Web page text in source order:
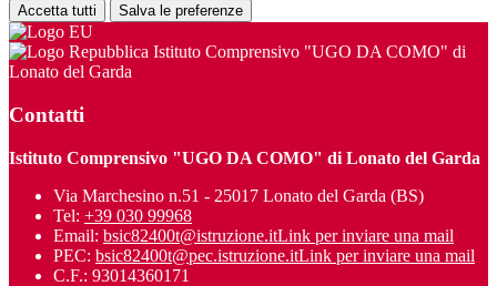
Accetta tutti Salva le preferenze
Istituto Comprensivo "UGO DA COMO" di
Lonato del Garda
Contatti
Istituto Comprensivo "UGO DA COMO" di Lonato del Garda
Via Marchesino n.51 - 25017 Lonato del Garda (BS)
Tel: +39 030 99968
Email: bsic82400t@istruzione.itLink per inviare una mail
PEC: bsic82400t@pec.istruzione.itLink per inviare una mail
C.F.: 93014360171